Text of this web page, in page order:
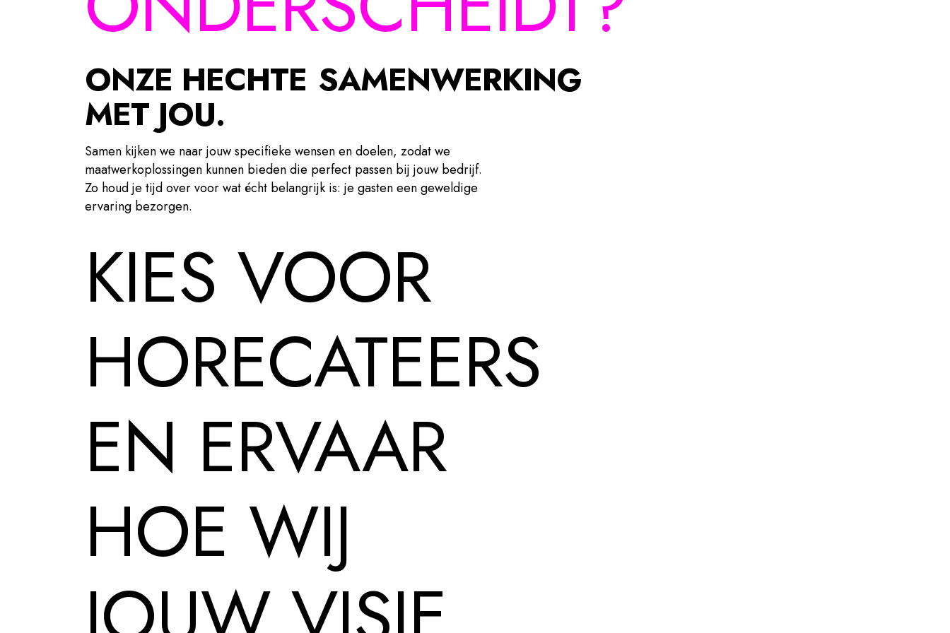
ONZE HECHTE SAMENWERKING
MET JOU.
Samen kijken we naar jouw specifieke wensen en doelen, zodat we
maatwerkoplossingen kunnen bieden die perfect passen bij jouw bedrijf.
Zo houd je tijd over voor wat écht belangrijk is: je gasten een geweldige
ervaring bezorgen.
KIES VOOR
HORECATEERS
EN ERVAAR
HOE WIJ